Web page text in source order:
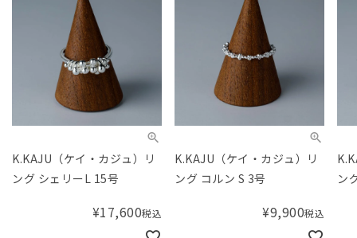
K.KAJU（ケイ・カジュ）リ
ング シェリーL 15号
¥17,600税込
K.KAJU（ケイ・カジュ）リ
ング コルン S 3号
¥9,900税込
ン